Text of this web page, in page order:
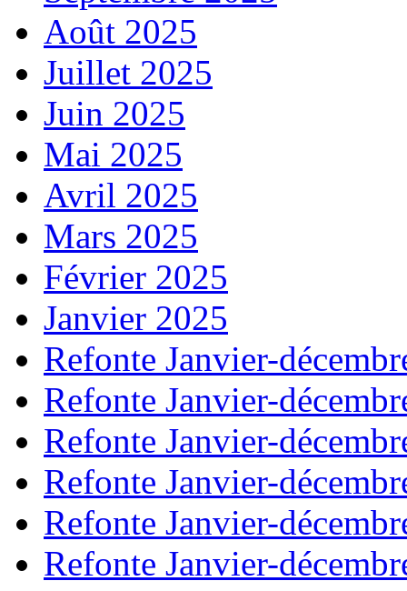
Août 2025
Juillet 2025
Juin 2025
Mai 2025
Avril 2025
Mars 2025
Février 2025
Janvier 2025
Refonte Janvier-
Refonte Janvier-
Refonte Janvier-
Refonte Janvier-
Refonte Janvier-
Refonte Janvier-